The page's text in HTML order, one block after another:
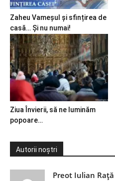
Zaheu Vameșul și sfințirea de
casă… Și nu numai!
Ziua Învierii, să ne luminăm
popoare…
Autorii noștri
Preot Iulian Raţă